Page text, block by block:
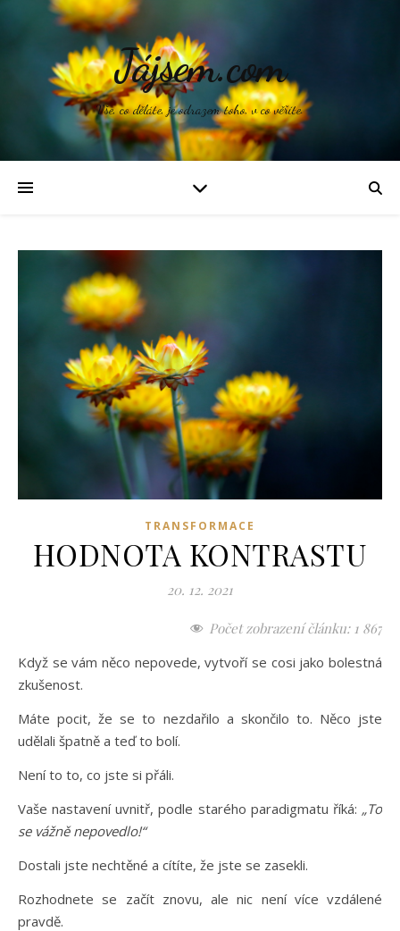
Jájsem.com
Vše, co děláte, je odrazem toho, v co věříte.
TRANSFORMACE
HODNOTA KONTRASTU
20. 12. 2021
Počet zobrazení článku: 1 867
Když se vám něco nepovede, vytvoří se cosi jako bolestná
zkušenost.
Máte pocit, že se to nezdařilo a skončilo to. Něco jste
udělali špatně a teď to bolí.
Není to to, co jste si přáli.
Vaše nastavení uvnitř, podle starého paradigmatu říká: „To
se vážně nepovedlo!“
Dostali jste nechtěné a cítíte, že jste se zasekli.
Rozhodnete se začít znovu, ale nic není více vzdálené
pravdě.